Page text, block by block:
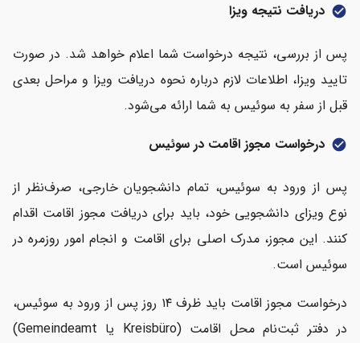
check_circle دریافت نتیجه ویزا
پس از بررسی، نتیجه درخواست شما اعلام خواهد شد. در صورت
تایید ویزا، اطلاعات لازم درباره نحوه دریافت ویزا و مراحل بعدی
قبل از سفر به سوئیس به شما ارائه می‌شود.
check_circle درخواست مجوز اقامت در سوئیس
پس از ورود به سوئیس، تمام دانشجویان خارجی، صرف‌نظر از
نوع ویزای دانشجویی خود، باید برای دریافت مجوز اقامت اقدام
کنند. این مجوز، مدرک اصلی برای اقامت و انجام امور روزمره در
سوئیس است.
درخواست مجوز اقامت باید ظرف ۱۴ روز پس از ورود به سوئیس،
در دفتر ثبت‌نام محل اقامت (Kreisbüro یا Gemeindeamt)